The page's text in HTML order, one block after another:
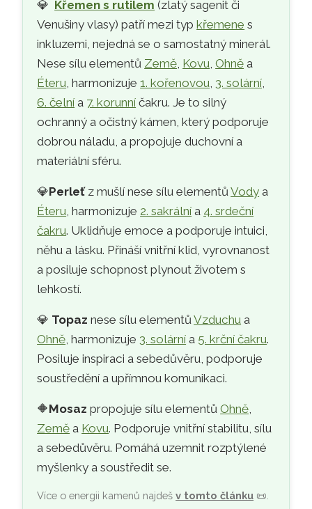
💎 Křemen s rutilem (zlatý sagenit či
Venušiny vlasy) patří mezi typkřemene s
inkluzemi, nejedná se o samostatný minerál.
Nese sílu elementů Země, Kovu,Ohně a
Éteru, harmonizuje1. kořenovou, 3. solární,
6. čelní a 7. korunní čakru. Je to silný
ochranný a očistný kámen, který podporuje
dobrou náladu, a propojuje duchovní a
materiální sféru.
💎Perleťz mušlí nese sílu elementůVody a
Éteru, harmonizuje 2. sakrální a 4. srdeční
čakru. Uklidňuje emoce a podporuje intuici,
něhu a lásku. Přináší vnitřní klid, vyrovnanost
a posiluje schopnost plynout životem s
lehkostí.
💎 Topaz nese sílu elementůVzduchu a
Ohně, harmonizuje 3. solární a 5. krční čakru.
Posiluje inspiraci a sebedůvěru, podporuje
soustředění a upřímnou komunikaci.
🔶Mosaz propojuje sílu elementůOhně,
Země a Kovu. Podporuje vnitřní stabilitu, sílu
a sebedůvěru. Pomáhá uzemnit rozptýlené
myšlenky a soustředit se.
Více o energii kamenů najdešv tomto článku 📜